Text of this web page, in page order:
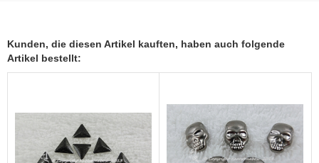
Kunden, die diesen Artikel kauften, haben auch folgende
Artikel bestellt: